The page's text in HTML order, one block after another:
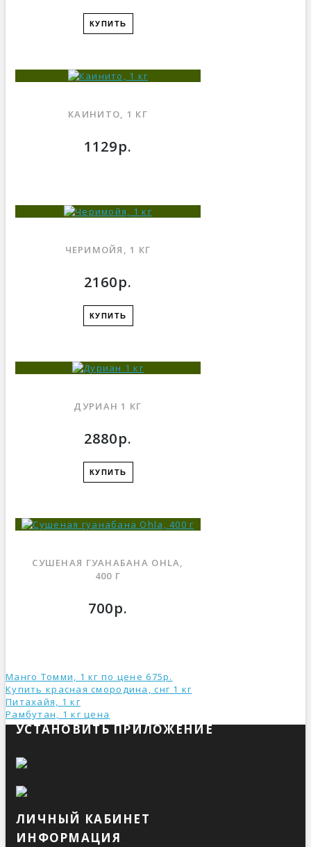
КУПИТЬ
КАИНИТО, 1 КГ
1129р.
ЧЕРИМОЙЯ, 1 КГ
2160р.
КУПИТЬ
ДУРИАН 1 КГ
2880р.
КУПИТЬ
СУШЕНАЯ ГУАНАБАНА OHLA,
400 Г
700р.
Манго Томми, 1 кг по цене 675р.
Купить красная смородина, снг 1 кг
Питахайя, 1 кг
Рамбутан, 1 кг ценa
УСТАНОВИТЬ ПРИЛОЖЕНИЕ
ЛИЧНЫЙ КАБИНЕТ
ИНФОРМАЦИЯ